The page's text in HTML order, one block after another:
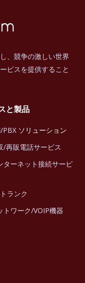
、競争の激しい世界
ビスを提供すること
と製品
PBX ソリューション
/再販電話サービス
ターネット接続サービ
ランク
トワーク/VOIP機器